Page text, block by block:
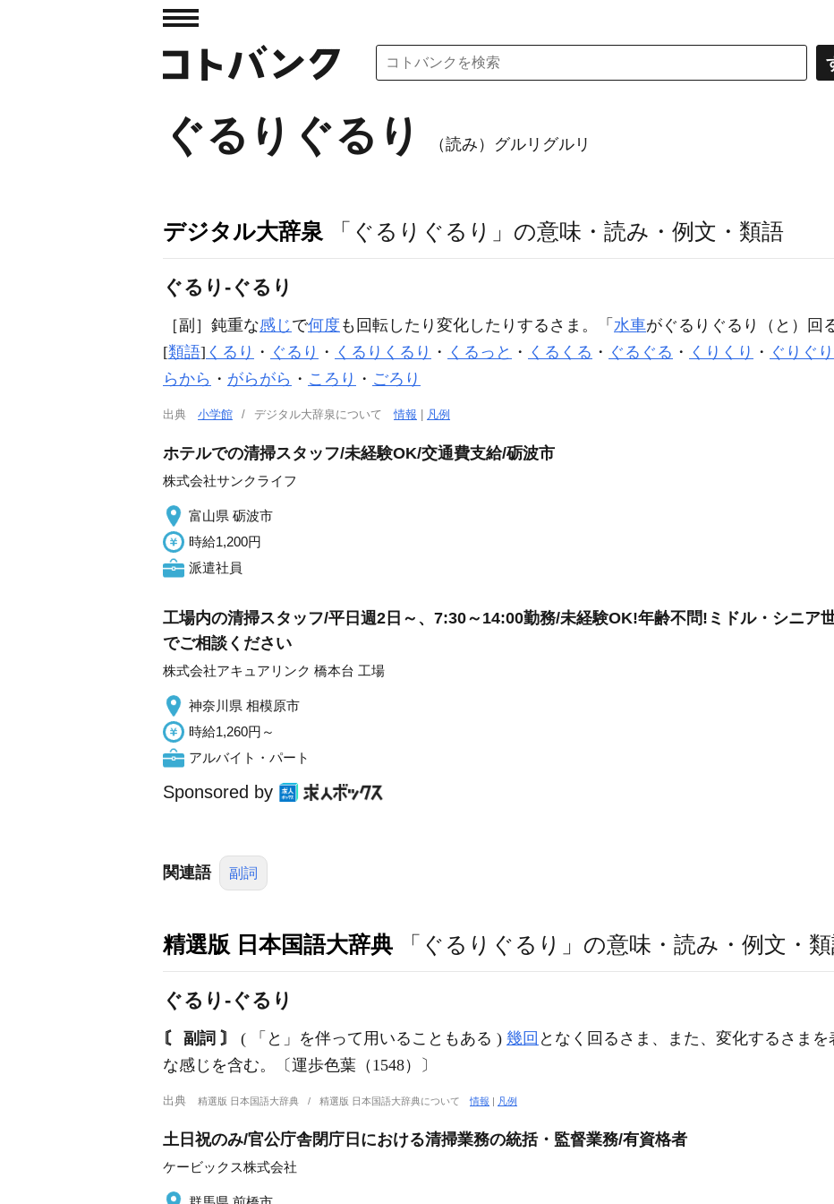
ぐるりぐるり （読み）グルリグルリ
デジタル大辞泉 「ぐるりぐるり」の意味・読み・例文・類語
ぐるり‐ぐるり
［副］ 鈍重な感じで何度 も回転したり変化したりするさま。「 水車が ぐるりぐるり
（と）回
[類語] くるり ・ ぐるり ・ くるりくるり ・ くるっと ・ くるくる ・ ぐるぐる ・ くりくり ・ ぐりぐり
らから ・ がらがら ・ ころり ・ ごろり
出典 小学館 デジタル大辞泉について情報 凡例
ホテルでの清掃スタッフ/未経験OK/交通費支給/砺波市
株式会社サンクライフ
富山県 砺波市
時給1,200円
派遣社員
工場内の清掃スタッフ/平日週2日～、7:30～14:00勤務/未経験OK!年齢不問!ミドル・シニア
でご相談ください
株式会社アキュアリンク 橋本台 工場
神奈川県 相模原市
時給1,260円～
アルバイト・パート
Sponsored by
関連語 副詞
精選版 日本国語大辞典 「ぐるりぐるり」の意味・読み・例文・
ぐるり‐ぐるり
〘 副詞 〙 ( 「と」を伴って用いることもある ) 幾回 となく回るさま、また、変化するさまを
な感じを含む。〔運歩色葉（1548）〕
出典 精選版 日本国語大辞典 精選版 日本国語大辞典について情報 | 凡例
土日祝のみ/官公庁舎閉庁日における清掃業務の統括・監督業務/有資格者
ケービックス株式会社